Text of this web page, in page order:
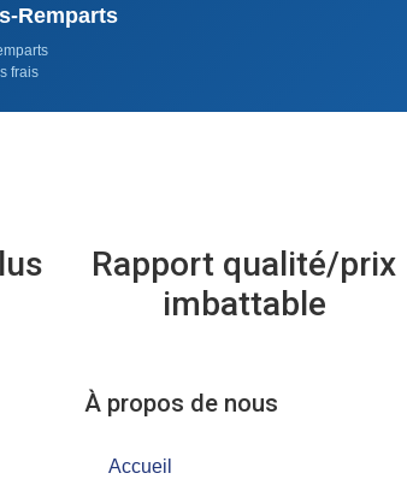
Remparts
frais
Rapport qualité/prix
imbattable
À propos de nous
Accueil